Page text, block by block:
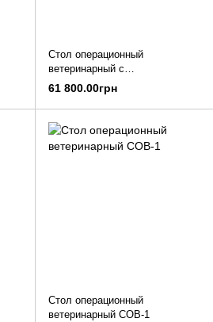
Стол операционный
ветеринарный с
гидроприводом СОВ–6Г
61 800.00грн
Стол операционный
ветеринарный СОВ-1